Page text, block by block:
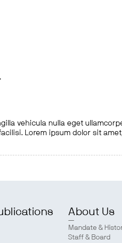
vehicula nulla eget
Lorem ipsum dolor sit
About Us
Mandate &
Staff & Board